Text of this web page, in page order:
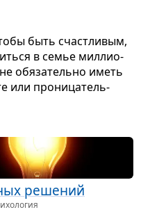
быть счаст­ли­вым,
в семье мил­ли­о­
обя­за­тельно иметь
или про­ни­ца­тель­
реше­ний